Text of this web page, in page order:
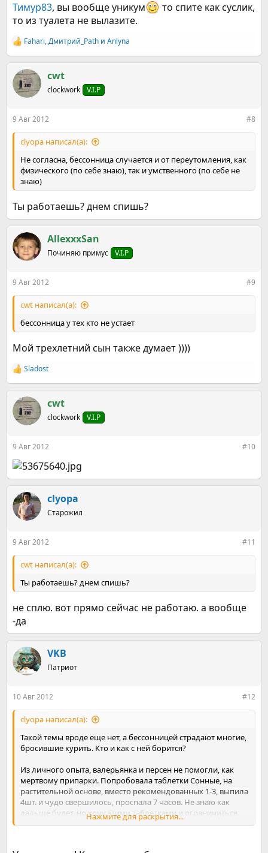
Тимур83, вы вообще уникум
то спите как суслик,
то из туалета не вылазите.
Р
е
к
ц
и
Fahari,Дмитрий_Path и Anlyna
cwt
clockwork V.I.P
9 Авг 2012 #8
clyopa написал(а):
Не согласна, бессонница случается и от переутомления, как
физического (по себе знаю), так и умственного (по себе не
знаю)
Ты работаешь? днем спишь?
AllexxxSan
Починяю примус V.I.P
9 Авг 2012 #9
cwt написал(а):
бессонница у тех кто не устает
Мой трехлетний сын также думает ))))
Р
е
к
ц
и
Sladost
cwt
clockwork V.I.P
9 Авг 2012 #10
clyopa
Старожил
9 Авг 2012 #11
cwt написал(а):
Ты работаешь? днем спишь?
не сплю. вот прямо сейчас не работаю. а вообще
-да
VKB
Патриот
10 Авг 2012 #12
clyopa написал(а):
Такой темы вроде еще нет, а бессонницей страдают многие,
бросившие курить. Кто и как с ней борится?
Из личного опыта, валерьянка и персен не помогли, как
мертвому припарки. Попробовала таблетки Сонные, на
растительной основе, вместо рекомендованных 1-3, выпила
4шт. и чудо свершилось, проспала 7 часов. Не знаю как
дальше будет, но хочу этими таблетками и ограничиться.
Если сбои опять начнутся, пойду к врачу, чтобы снотворное
Нажмите для раскрытия...